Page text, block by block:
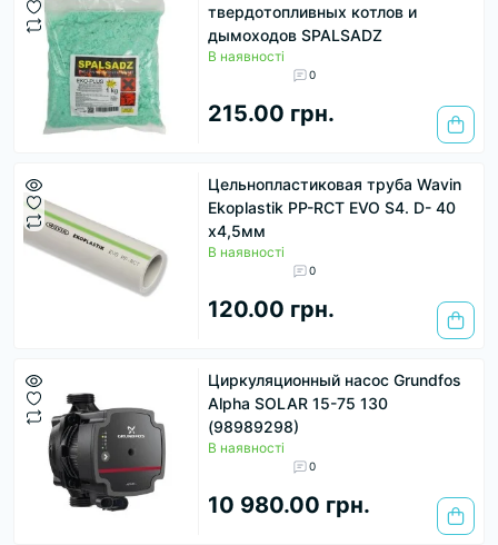
твердотопливных котлов и
дымоходов SPALSADZ
В наявності
0
215.00 грн.
Цельнопластиковая труба Wavin
Ekoplastik PP-RCT EVO S4. D- 40
х4,5мм
В наявності
0
120.00 грн.
Циркуляционный насос Grundfos
Alpha SOLAR 15-75 130
(98989298)
В наявності
0
10 980.00 грн.